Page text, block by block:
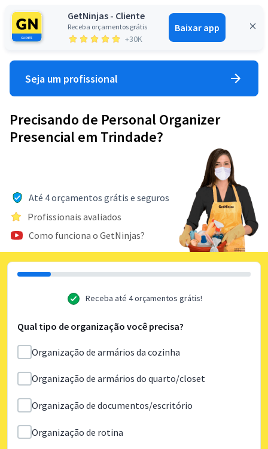
GetNinjas - Cliente
Receba orçamentos grátis
+30K
Baixar app
Entrar
Seja um profissional
Precisando de Personal Organizer
Presencial em Trindade?
Até 4 orçamentos grátis e seguros
Profissionais avaliados
Como funciona o GetNinjas?
Receba até 4 orçamentos grátis!
Qual tipo de organização você precisa?
Organização de armários da cozinha
Organização de armários do quarto/closet
Organização de documentos/escritório
Organização de rotina